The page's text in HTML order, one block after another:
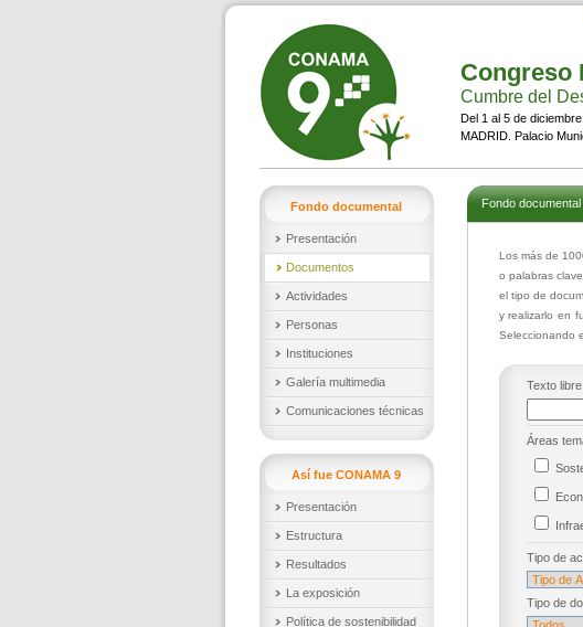
Congreso
Cumbre del
Del 1 al 5 de
MADRID. Palacio
Fondo documental
Presentación
Documentos
Actividades
Personas
Instituciones
Galería multimedia
Comunicaciones técnicas
Así fue CONAMA 9
Presentación
Estructura
Resultados
La exposición
Política de sostenibilidad
Fondo documental
Los más de
o palabras
el tipo de
y realizarlo en
Seleccionando
Texto libre:
Áreas
Tipo de
Tipo de